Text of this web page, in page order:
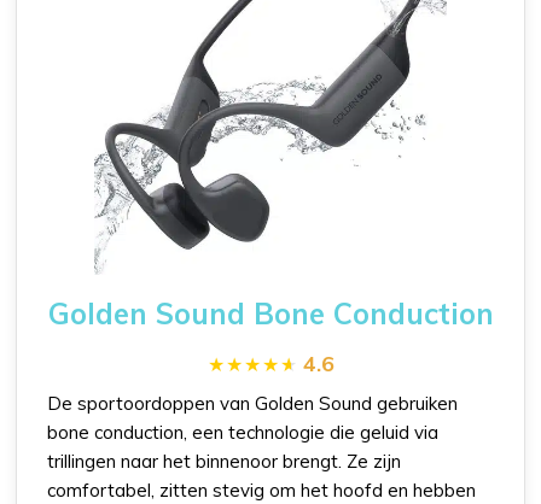
Golden Sound Bone Conduction
4.6
De sportoordoppen van Golden Sound gebruiken
bone conduction, een technologie die geluid via
trillingen naar het binnenoor brengt. Ze zijn
comfortabel, zitten stevig om het hoofd en hebben